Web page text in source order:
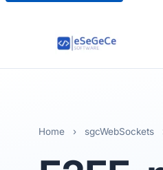
Home › sgcWebSockets